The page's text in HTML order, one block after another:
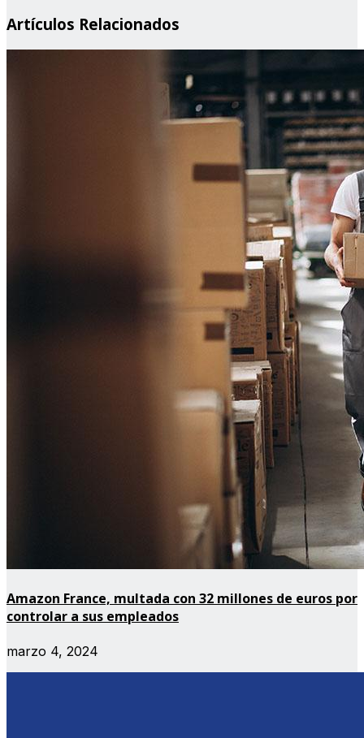
Artículos Relacionados
Amazon France, multada con 32 millones de euros por
controlar a sus empleados
marzo 4, 2024